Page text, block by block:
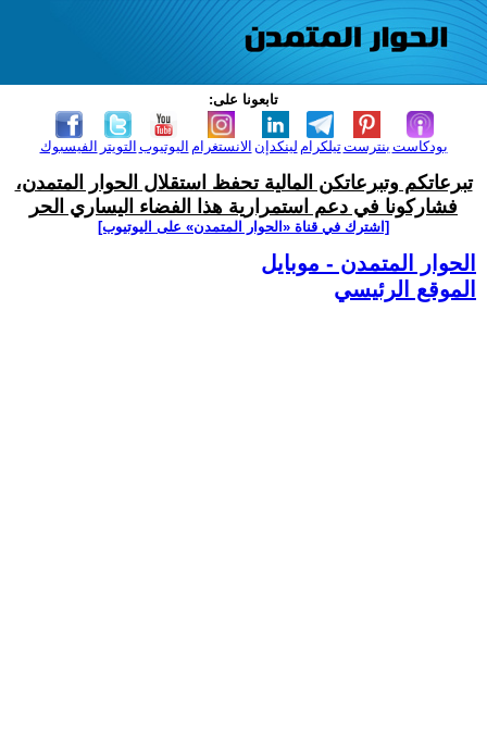
تابعونا على:
الفيسبوك التويتر اليوتيوب الانستغرام لينكدإن تيلكرامبنترست بودكاست
تبرعاتكم وتبرعاتكن المالية تحفظ استقلال الحوار المتمدن،
فشاركونا في دعم استمرارية هذا الفضاء اليساري الحر
[اشترك في قناة ‫«الحوار المتمدن» على اليوتيوب]
الحوار المتمدن - موبايل
الموقع الرئيسي